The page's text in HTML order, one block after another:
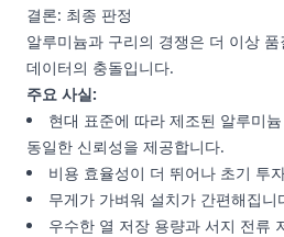
결론: 최종 판정
알루미늄과 구리의 경쟁은 더 이상
데이터의 충돌입니다.
주요 사실:
현대 표준에 따라 제조된 알루미
동일한 신뢰성을 제공합니다.
비용 효율성이 더 뛰어나 초기 투
무게가 가벼워 설치가 간편해집니
우수한 열 저장 용량과 서지 전류